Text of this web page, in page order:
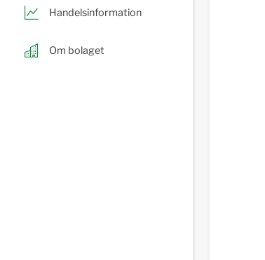
Handelsinformation
Om bolaget